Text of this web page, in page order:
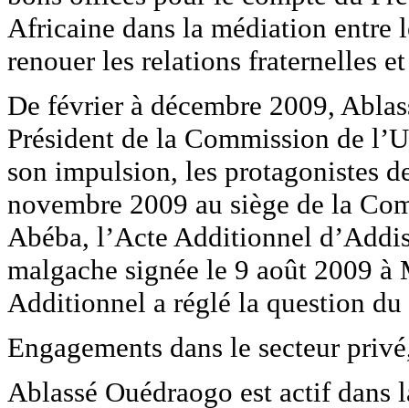
Africaine dans la médiation entre
renouer les relations fraternelles
De février à décembre 2009,
Président de la Commission de
son impulsion, les protagonistes
novembre 2009 au siège de la
Abéba, l’Acte Additionnel
malgache signée le 9 août 2009
Additionnel a réglé la question
Engagements dans le secteur
Ablassé Ouédraogo est actif